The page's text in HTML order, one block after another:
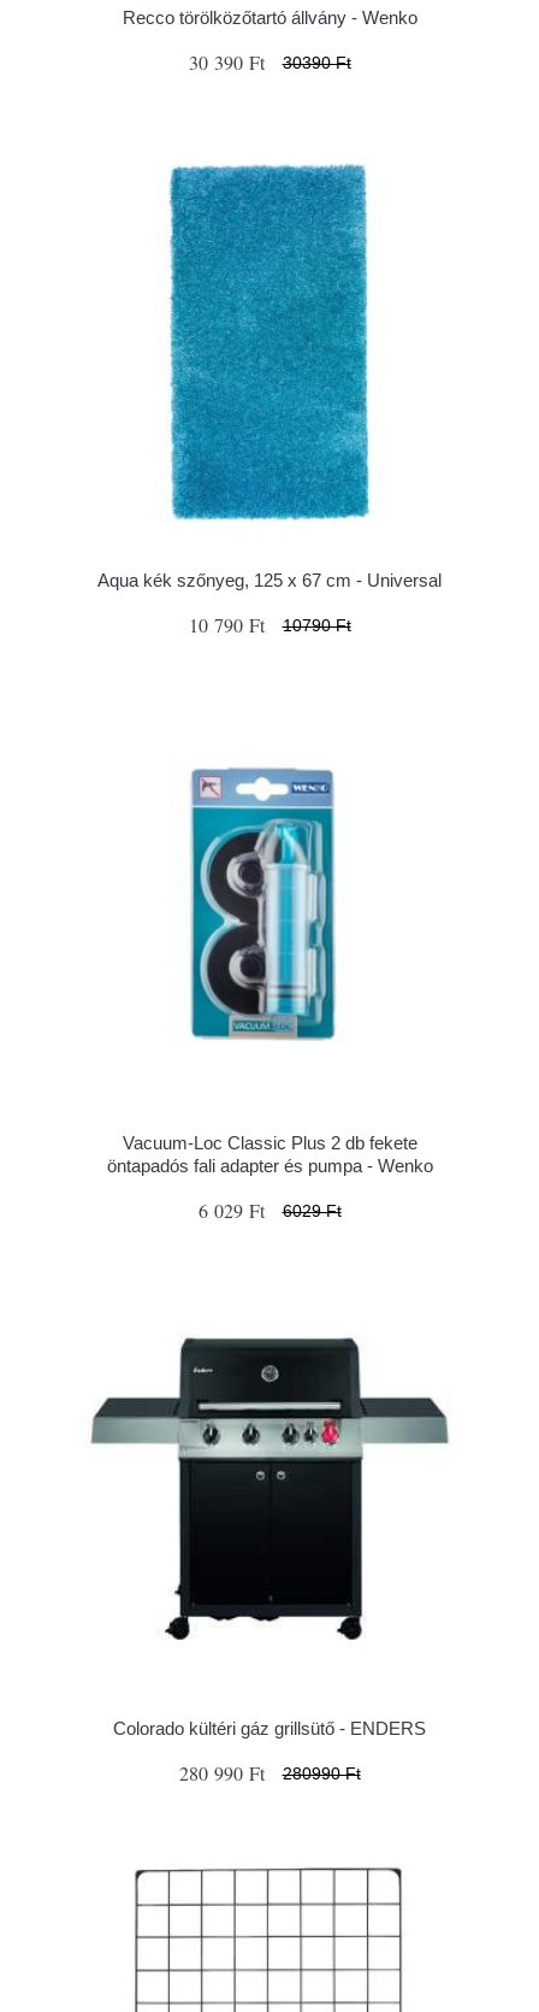
Recco törölközőtartó állvány - Wenko
30 390 Ft 30390 Ft
Aqua kék szőnyeg, 125 x 67 cm - Universal
10 790 Ft 10790 Ft
Vacuum-Loc Classic Plus 2 db fekete
öntapadós fali adapter és pumpa - Wenko
6 029 Ft 6029 Ft
Colorado kültéri gáz grillsütő - ENDERS
280 990 Ft 280990 Ft